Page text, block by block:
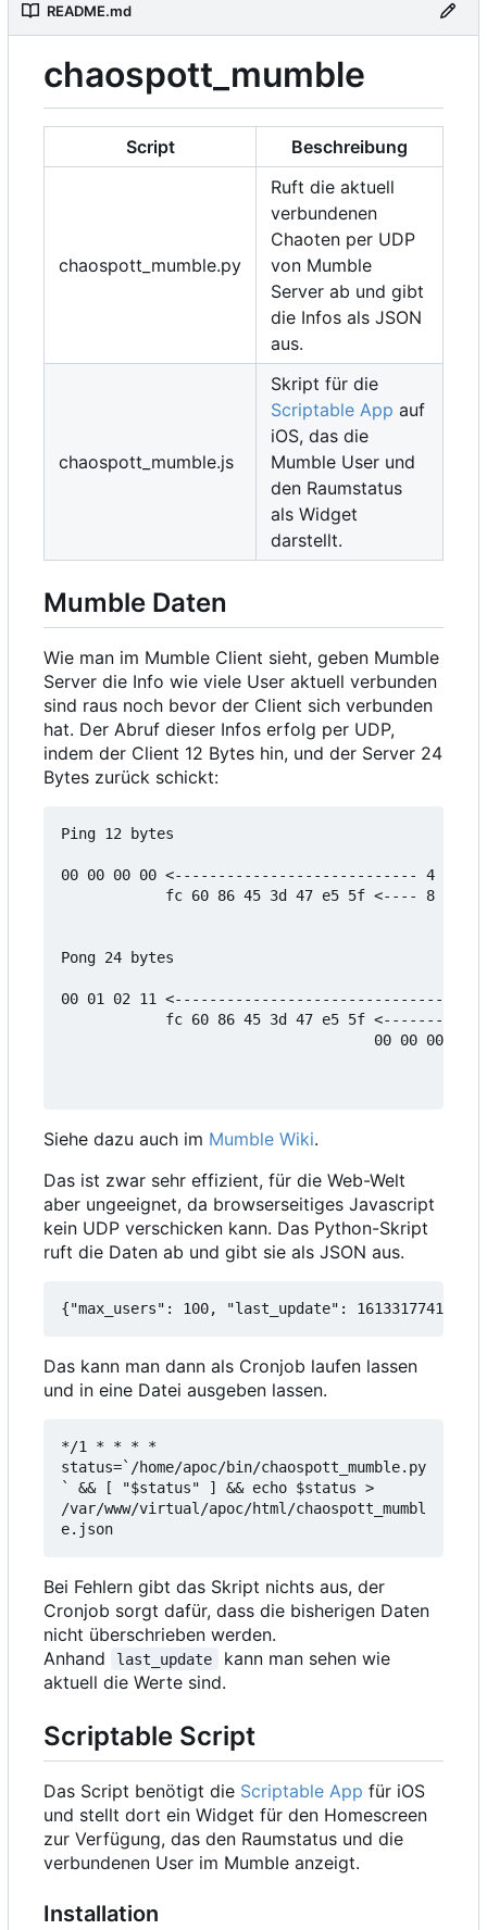
README.md
chaospott_mumble
Script Beschreibung
chaospott_mumble.py
Ruft die aktuell
verbundenen
Chaoten per UDP
von Mumble
Server ab und gibt
die Infos als JSON
aus.
chaospott_mumble.js
Skript für die
Scriptable App auf
iOS, das die
Mumble User und
den Raumstatus
als Widget
darstellt.
Mumble Daten
Wie man im Mumble Client sieht, geben Mumble
Server die Info wie viele User aktuell verbunden
sind raus noch bevor der Client sich verbunden
hat. Der Abruf dieser Infos erfolg per UDP,
indem der Client 12 Bytes hin, und der Server 24
Bytes zurück schickt:
Ping 12 bytes
00 00 00 00 <---------------------------- 4 bytes
fc 60 86 45 3d 47 e5 5f <---- 8
Pong 24 bytes
00 01 02 11
fc 60 86 45 3d 47 e5 5f
00 00 00 02
Siehe dazu auch im Mumble Wiki.
Das ist zwar sehr effizient, für die Web-Welt
aber ungeeignet, da browserseitiges Javascript
kein UDP verschicken kann. Das Python-Skript
ruft die Daten ab und gibt sie als JSON aus.
{"max_users": 100, "last_update": 1613317741,
Das kann man dann als Cronjob laufen lassen
und in eine Datei ausgeben lassen.
*/1 * * * *
status=`/home/apoc/bin/chaospott_mumble.py
` && [ "$status" ] && echo $status >
/var/www/virtual/apoc/html/chaospott_mumbl
e.json
Bei Fehlern gibt das Skript nichts aus, der
Cronjob sorgt dafür, dass die bisherigen Daten
nicht überschrieben werden.
Anhand
last_update
kann man sehen wie
aktuell die Werte sind.
Scriptable Script
Das Script benötigt die Scriptable App für iOS
und stellt dort ein Widget für den Homescreen
zur Verfügung, das den Raumstatus und die
verbundenen User im Mumble anzeigt.
Installation